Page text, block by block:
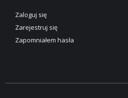
Zaloguj się
Zarejestruj się
Zapomniałem hasła